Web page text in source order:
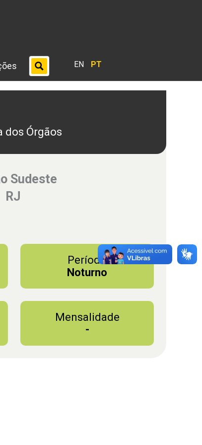
EN PT
dos Órgãos
Sudeste
RJ
Período
Noturno
Mensalidade
-